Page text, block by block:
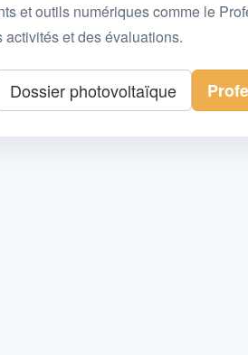
et outils numériques comme le
activités et des évaluations.
Dossier photovoltaïque